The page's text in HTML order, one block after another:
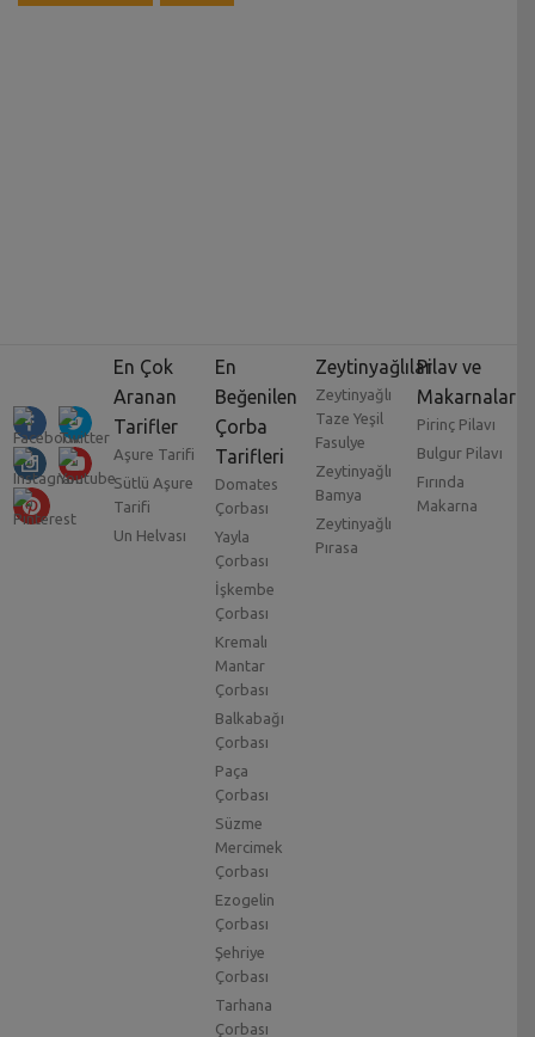
En Çok
Aranan
Tarifler
Aşure Tarifi
Sütlü Aşure
Tarifi
Un Helvası
En
Beğenilen
Çorba
Tarifleri
Domates
Çorbası
Yayla
Çorbası
İşkembe
Çorbası
Kremalı
Mantar
Çorbası
Balkabağı
Çorbası
Paça
Çorbası
Süzme
Mercimek
Çorbası
Ezogelin
Çorbası
Şehriye
Çorbası
Tarhana
Çorbası
Zeytinyağlılar
Zeytinyağlı
Taze Yeşil
Fasulye
Zeytinyağlı
Bamya
Zeytinyağlı
Pırasa
Pilav ve
Makarnalar
Pirinç Pilavı
Bulgur Pilavı
Fırında
Makarna